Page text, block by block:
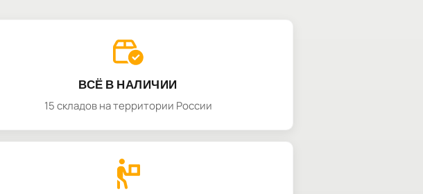
ВСЁ В НАЛИЧИИ
15 складов на территории России